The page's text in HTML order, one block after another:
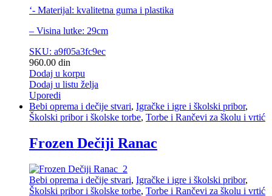
‘- Materijal: kvalitetna guma i plastika
– Visina lutke: 29cm
SKU: a9f05a3fc9ec
960.00 din
Dodaj u korpu
Dodaj u listu želja
Uporedi
Bebi oprema i dečije stvari, Igračke i igre i školski pribor,
Školski pribor i školske torbe, Torbe i Rančevi za školu i vrtić
Frozen Dečiji Ranac
Bebi oprema i dečije stvari, Igračke i igre i školski pribor,
Školski pribor i školske torbe, Torbe i Rančevi za školu i vrtić